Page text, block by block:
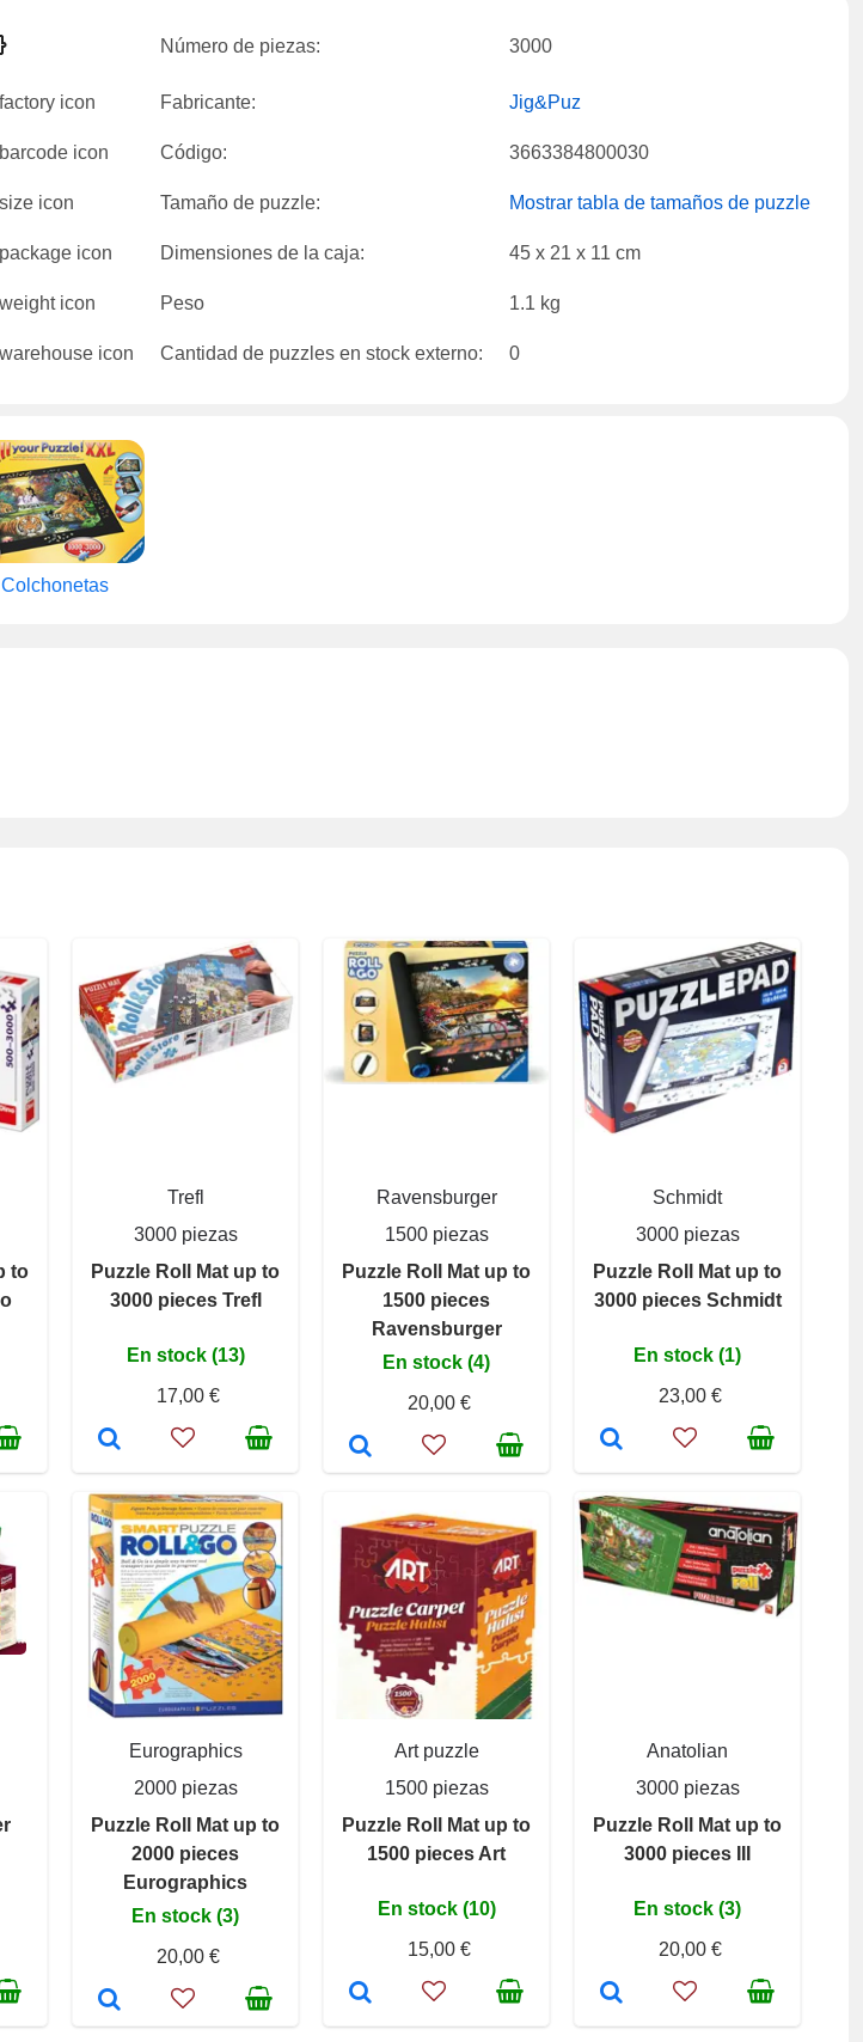
Número de piezas: 3000
Fabricante: Jig&Puz
Código: 3663384800030
Tamaño de puzzle: Mostrar tabla de tamaños de puzzle
Dimensiones de la caja: 45 x 21 x 11 cm
Peso 1.1 kg
Cantidad de puzzles en stock externo: 0
Colchonetas
to
Trefl
3000 piezas
Puzzle Roll Mat up to
3000 pieces Trefl
En stock (13)
17,00 €
Ravensburger
1500 piezas
Puzzle Roll Mat up to
1500 pieces
Ravensburger
En stock (4)
20,00 €
Schmidt
3000 piezas
Puzzle Roll Mat up to
3000 pieces Schmidt
En stock (1)
23,00 €
Eurographics
2000 piezas
Puzzle Roll Mat up to
2000 pieces
Eurographics
En stock (3)
20,00 €
Art puzzle
1500 piezas
Puzzle Roll Mat up to
1500 pieces Art
En stock (10)
15,00 €
Anatolian
3000 piezas
Puzzle Roll Mat up to
3000 pieces III
En stock (3)
20,00 €